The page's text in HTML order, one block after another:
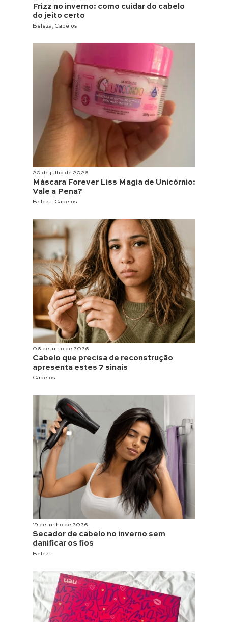
Frizz no inverno: como cuidar do cabelo
do jeito certo
Beleza Cabelos
20 de julho de 2026
Máscara Forever Liss Magia de Unicórnio:
Vale a Pena?
Beleza Cabelos
06 de julho de 2026
Cabelo que precisa de reconstrução
apresenta estes 7 sinais
Cabelos
19 de junho de 2026
Secador de cabelo no inverno sem
danificar os fios
Beleza